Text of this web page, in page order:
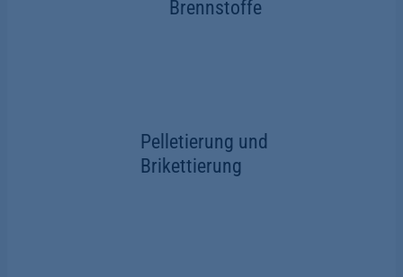
Brennstoffe
Pelletierung und
Brikettierung